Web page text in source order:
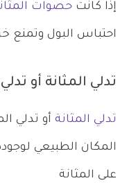
إذا كانت حصوات
احتباس البول وتمنع
تدلي المثانة أو
تدلي المثانة أو تدلي
المكان الطبيعي
على المثانة